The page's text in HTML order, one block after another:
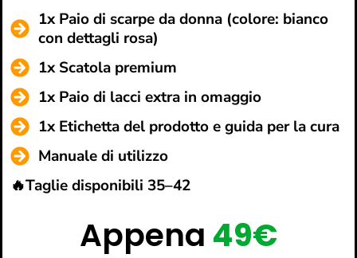
1x Paio di scarpe da donna (colore: bianco
con dettagli rosa)
1x Scatola premium
1x Paio di lacci extra in omaggio
1x Etichetta del prodotto e guida per la cura
Manuale di utilizzo
🔥Taglie disponibili 35–42
Appena 49€